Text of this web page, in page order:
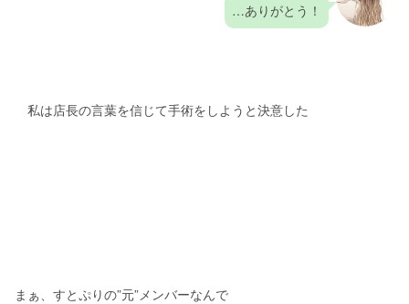
…ありがとう！
私は店長の言葉を信じて手術をしようと決意した
まぁ、すとぷりの”元”メンバーなんで